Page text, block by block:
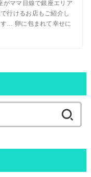
がママ目線で銀座エリア
行けるお店もご紹介し
… 卵に包まれて幸せに